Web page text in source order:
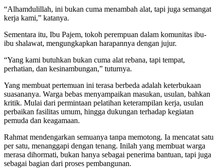
“Alhamdulillah, ini bukan cuma menambah alat, tapi juga semangat
kerja kami,” katanya.
Sementara itu, Ibu Pajem, tokoh perempuan dalam komunitas ibu-
ibu shalawat, mengungkapkan harapannya dengan jujur.
“Yang kami butuhkan bukan cuma alat rebana, tapi tempat,
perhatian, dan kesinambungan,” tuturnya.
Yang membuat pertemuan ini terasa berbeda adalah keterbukaan
suasananya. Warga bebas menyampaikan masukan, usulan, bahkan
kritik. Mulai dari permintaan pelatihan keterampilan kerja, usulan
perbaikan fasilitas umum, hingga dukungan terhadap kegiatan
pemuda dan keagamaan.
Rahmat mendengarkan semuanya tanpa memotong. Ia mencatat satu
per satu, menanggapi dengan tenang. Inilah yang membuat warga
merasa dihormati, bukan hanya sebagai penerima bantuan, tapi juga
sebagai bagian dari proses pembangunan.